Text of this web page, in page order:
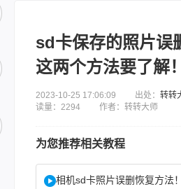
sd卡保存的照片误
这两个方法要了解！
2023-10-25 17:06:09 出处： 转转
读量：2294 作者：转转大师
为您推荐相关教程